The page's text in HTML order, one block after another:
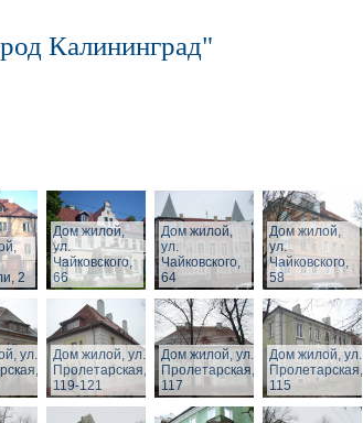
Калининград"
2
Дом жилой,
ул.
Чайковского,
66
Дом жилой,
ул.
Чайковского,
64
Дом жилой,
ул.
Чайковского,
58
ул.
Дом жилой, ул.
Пролетарская,
119-121
Дом жилой, ул.
Пролетарская,
117
Дом жилой, ул.
Пролетарская,
115